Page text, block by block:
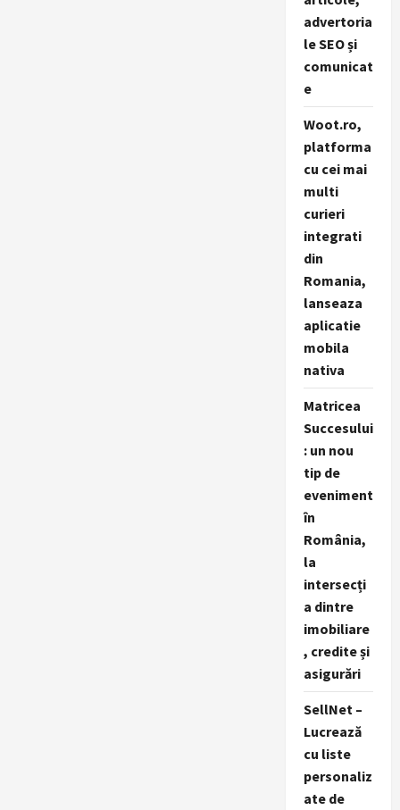
advertoria
le SEO și
comunicat
e
Woot.ro,
platforma
cu cei mai
multi
curieri
integrati
din
Romania,
lanseaza
aplicatie
mobila
nativa
Matricea
Succesului
: un nou
tip de
eveniment
în
România,
la
intersecți
a dintre
imobiliare
, credite și
asigurări
SellNet –
Lucrează
cu liste
personaliz
ate de